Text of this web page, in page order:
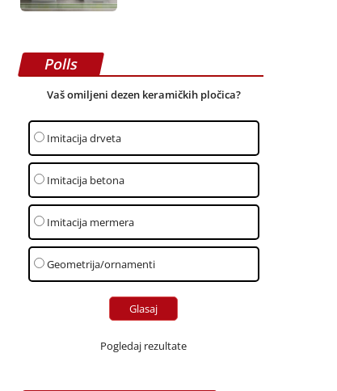
Polls
Vaš omiljeni dezen keramičkih pločica?
Imitacija drveta
Imitacija betona
Imitacija mermera
Geometrija/ornamenti
Pogledaj rezultate